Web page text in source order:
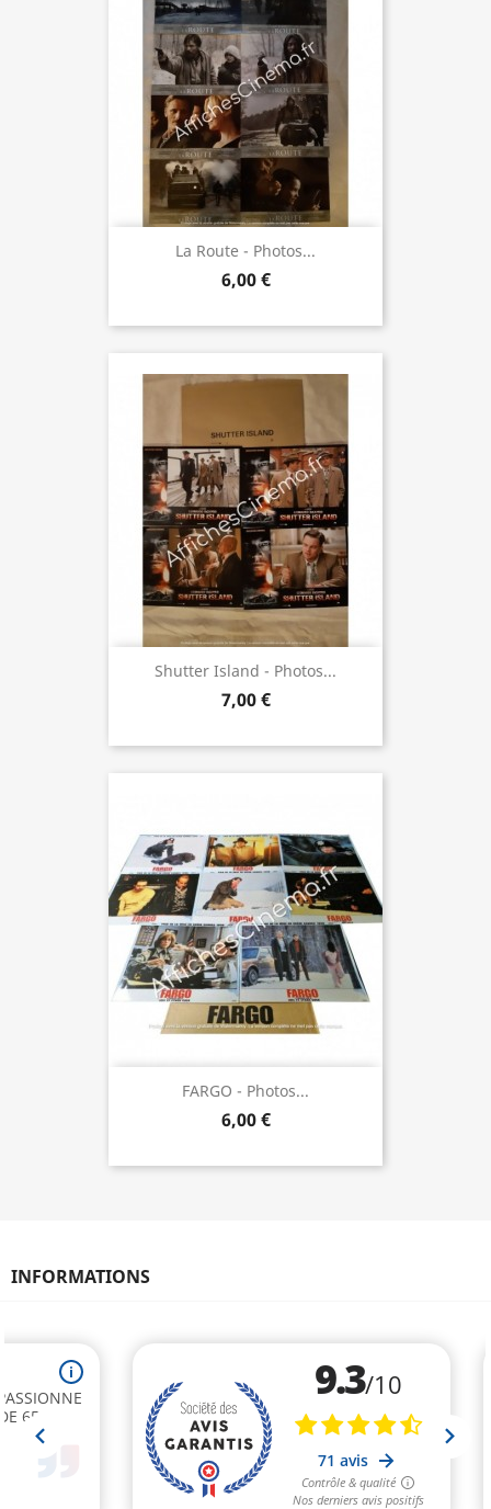
La Route - Photos...
6,00 €
Shutter Island - Photos...
7,00 €
FARGO - Photos...
6,00 €
INFORMATIONS